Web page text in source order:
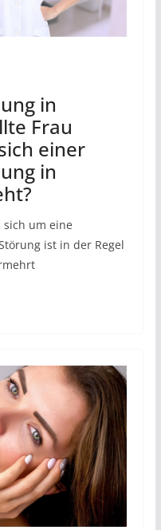
in
Frau
einer
in
sich um eine
ist in der Regel